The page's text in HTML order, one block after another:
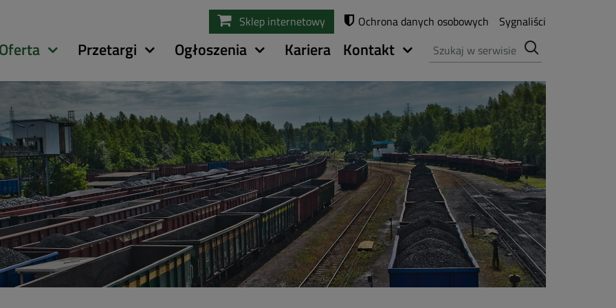
treści
Sklep internetowy Ochrona danych osobowych Sygnaliści
Oferta Przetargi Ogłoszenia Kariera Kontakt Szukaj